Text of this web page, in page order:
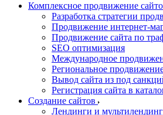
Комплексное продвижение
Разработка стратегии
Продвижение интернет-
Продвижение сайта по
SEO оптимизация
Международное
Региональное
Вывод сайта из под
Регистрация сайта в
Создание сайтов
Лендинги и